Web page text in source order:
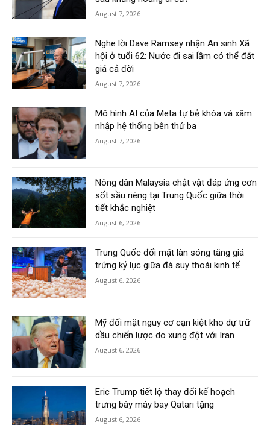
August 7, 2026
Nghe lời Dave Ramsey nhận An sinh Xã
hội ở tuổi 62: Nước đi sai lầm có thể đắt
giá cả đời
August 7, 2026
Mô hình AI của Meta tự bẻ khóa và xâm
nhập hệ thống bên thứ ba
August 7, 2026
Nông dân Malaysia chật vật đáp ứng cơn
sốt sầu riêng tại Trung Quốc giữa thời
tiết khắc nghiệt
August 6, 2026
Trung Quốc đối mặt làn sóng tăng giá
trứng kỷ lục giữa đà suy thoái kinh tế
August 6, 2026
Mỹ đối mặt nguy cơ cạn kiệt kho dự trữ
dầu chiến lược do xung đột với Iran
August 6, 2026
Eric Trump tiết lộ thay đổi kế hoạch
trưng bày máy bay Qatari tặng
August 6, 2026